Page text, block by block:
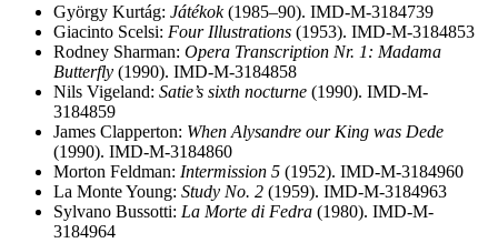
György Kurtág: Játékok(1985–90). IMD-M-3184739
Giacinto Scelsi: Four Illustrations (1953). IMD-M-3184853
Rodney Sharman: Opera Transcription Nr. 1: Madama
Butterfly (1990). IMD-M-3184858
Nils Vigeland: Satie’s sixth nocturne (1990). IMD-M-
3184859
James Clapperton: When Alysandre our King was Dede
(1990). IMD-M-3184860
Morton Feldman: Intermission 5 (1952). IMD-M-3184960
La Monte Young: Study No. 2 (1959). IMD-M-3184963
Sylvano Bussotti: La Morte di Fedra (1980). IMD-M-
3184964